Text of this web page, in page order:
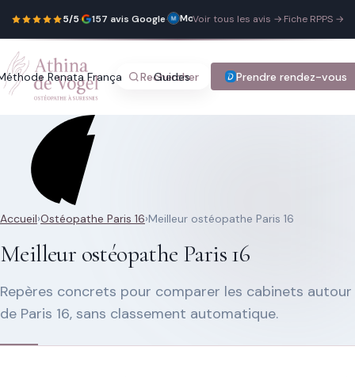
5/5· 157 avis Google· Mounia Chattou18 juin 2026
Je
venue
Athina
deux
fois
est
!!
Très
explique
très
ce
Voir tous les avis →·Fiche RPPS →
Renata França Guides Blog Tarifs
Rechercher Prendre rendez-vous
Recherche rapide
Tapez au moins 2 lettres.
Accueil›Ostéopathe Paris 16›Meilleur ostéopathe Paris 16
Meilleur ostéopathe Paris 16
Repères concrets pour comparer les cabinets autour
de Paris 16, sans classement automatique.